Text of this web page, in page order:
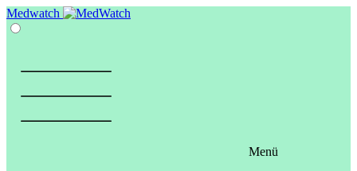
Springe
zum
Medwatch
Menü